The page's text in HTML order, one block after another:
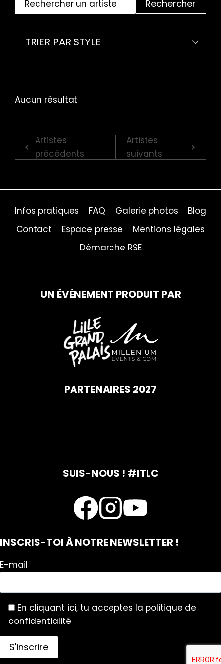
Rechercher
TRIER PAR STYLE
Aucun résultat
Artistes
précédents
Artistes
suivants
Infos pratiques FAQ Galerie photos
Blog
Contact
Espace presse
Mentions légales
Démarche RSE
UN ÉVÉNEMENT PRODUIT PAR
PARTENAIRES 2027
SUIS-NOUS ! #ITLC
INSCRIS-TOI À NOTRE NEWSLETTER !
E-mail
En cliquant ici, tu acceptes la politique de
confidentialité